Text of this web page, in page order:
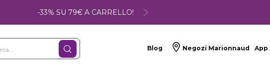
-33% SU 79€ A CARRELLO!
Blog Negozi Marionnaud App